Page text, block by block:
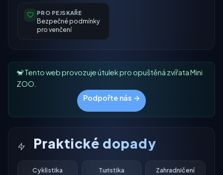
PRO PEJSKAŘE
Bezpečné podmínky
pro venčení
🐒 Tento web provozuje útulek pro opuštěná zvířata Mini
ZOO.
Podpořte nás →
Praktické dopady
Cyklistika Turistika Zahradničení